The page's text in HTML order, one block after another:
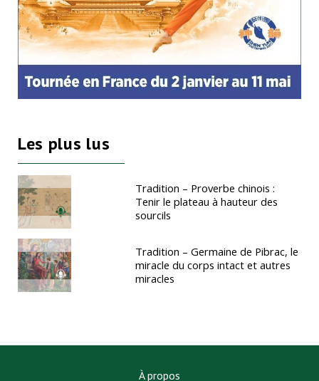
Les plus lus
Tradition – Proverbe chinois :
Tenir le plateau à hauteur des
sourcils
Tradition – Germaine de Pibrac, le
miracle du corps intact et autres
miracles
À propos